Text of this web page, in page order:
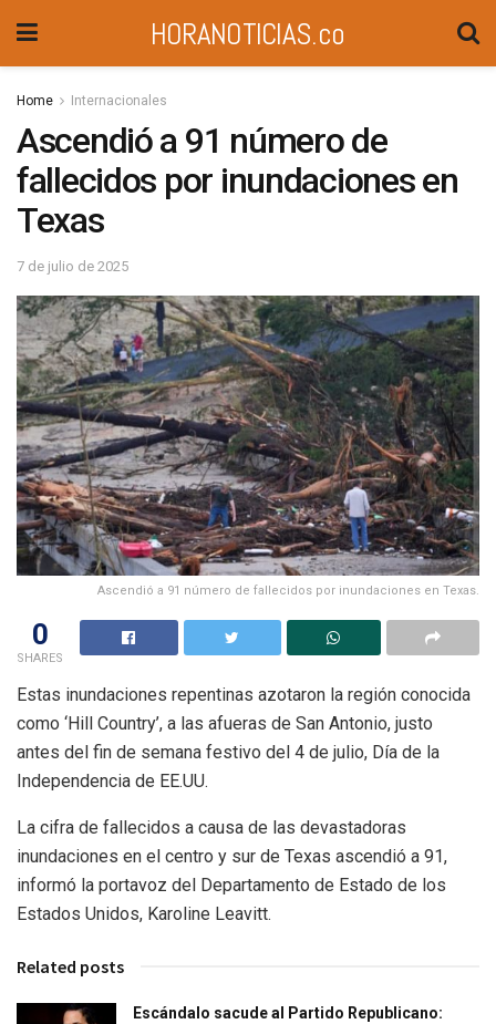
HORANOTICIAS.co
Home Internacionales
Ascendió a 91 número de
fallecidos por inundaciones en
Texas
7 de julio de 2025
Ascendió a 91 número de fallecidos por inundaciones en Texas.
0
SHARES
Estas inundaciones repentinas azotaron la región conocida
como ‘Hill Country’, a las afueras de San Antonio, justo
antes del fin de semana festivo del 4 de julio, Día de la
Independencia de EE.UU.
La cifra de fallecidos a causa de las devastadoras
inundaciones en el centro y sur de Texas ascendió a 91,
informó la portavoz del Departamento de Estado de los
Estados Unidos, Karoline Leavitt.
Related posts
Escándalo sacude al Partido Republicano: